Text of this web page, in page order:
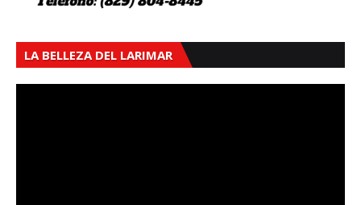
LA BELLEZA DEL LARIMAR